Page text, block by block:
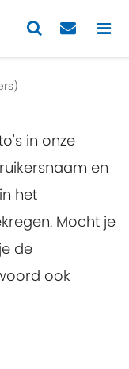
in onze
en
het
Mocht je
de
ook